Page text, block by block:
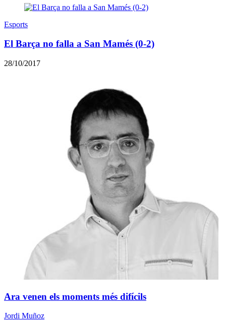
Esports
El Barça no falla a San Mamés (0-2)
28/10/2017
Ara venen els moments més difícils
Jordi Muñoz